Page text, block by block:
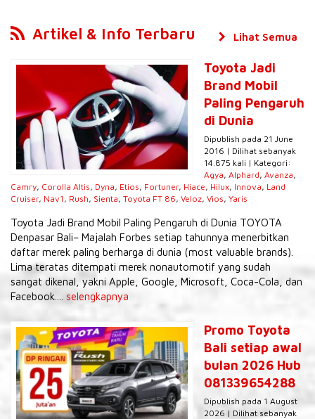
Artikel & Info Terbaru
Toyota Jadi
Brand Mobil
Paling Pengaruh
di Dunia
Dipublish pada 21 June
2016 | Dilihat sebanyak
14.875 kali | Kategori:
Agya, Alphard, Avanza,
Camry, Corolla Altis, Dyna, Etios, Fortuner, Hiace, Hilux, Innova, Land
Cruiser, Nav1 , Rush, Sienta, Toyota FT 86, Veloz, Vios, Yaris
Toyota Jadi Brand Mobil Paling Pengaruh di Dunia TOYOTA
Denpasar Bali– Majalah Forbes setiap tahunnya menerbitkan
daftar merek paling berharga di dunia (most valuable brands).
Lima teratas ditempati merek nonautomotif yang sudah
sangat dikenal, yakni Apple, Google, Microsoft, Coca-Cola, dan
Facebook.... selengkapnya
Promo Toyota
Bali setiap awal
bulan 2026 Hub
081339654288
Dipublish pada 1 August
2026 | Dilihat sebanyak
Lihat Semua